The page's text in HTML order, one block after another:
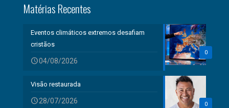
Matérias Recentes
0
Eventos climáticos extremos desafiam
cristãos
04/08/2026
0
Visão restaurada
28/07/2026